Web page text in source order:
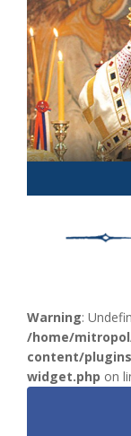
Warning:
/home/
content/
widget.php on